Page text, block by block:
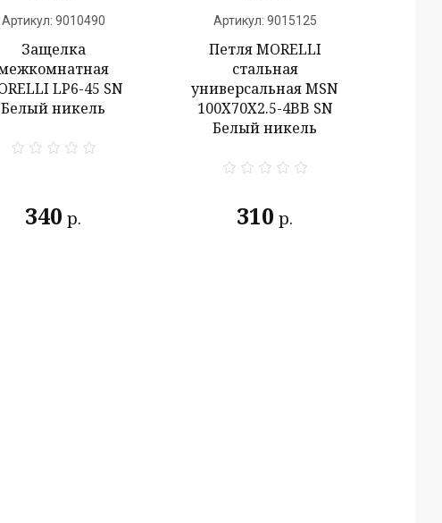
Артикул: 9010490
Защелка
LP6-45 SN
Белый никель
340 р.
Артикул: 9015125
Петля MORELLI
стальная
универсальная MSN
100X70X2.5-4BB SN
Белый никель
310 р.